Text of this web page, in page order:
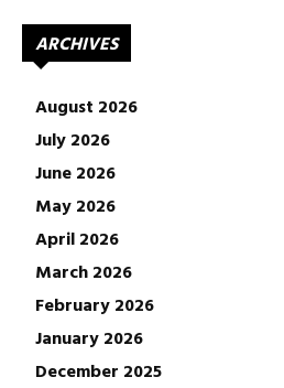
ARCHIVES
August 2026
July 2026
June 2026
May 2026
April 2026
March 2026
February 2026
January 2026
December 2025